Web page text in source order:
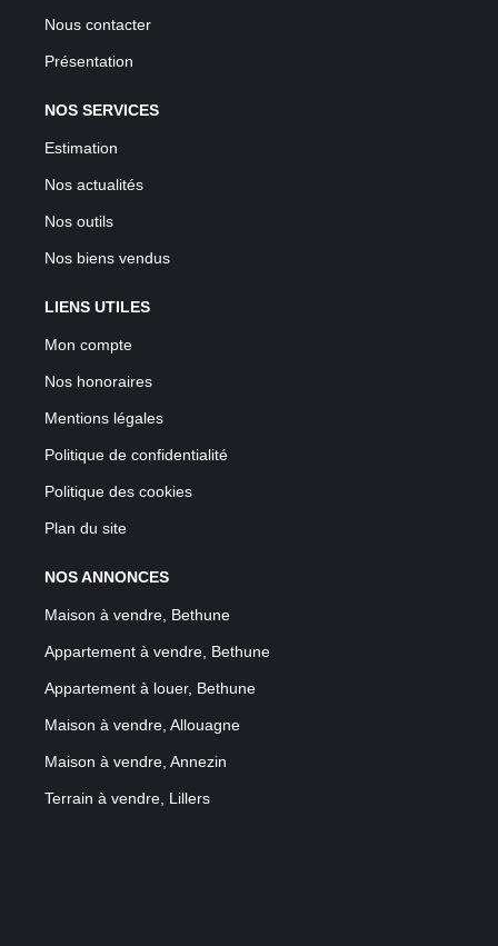
Nous contacter
Présentation
NOS SERVICES
Estimation
Nos actualités
Nos outils
Nos biens vendus
LIENS UTILES
Mon compte
Nos honoraires
Mentions légales
Politique de confidentialité
Politique des cookies
Plan du site
NOS ANNONCES
Maison à vendre, Bethune
Appartement à vendre, Bethune
Appartement à louer, Bethune
Maison à vendre, Allouagne
Maison à vendre, Annezin
Terrain à vendre, Lillers